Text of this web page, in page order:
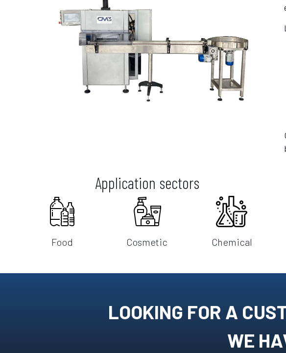
Application sectors
Food Cosmetic Chemical
LOOKING FOR A
WE